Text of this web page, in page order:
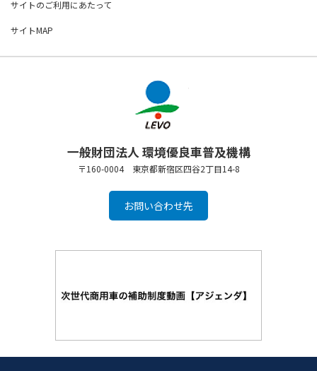
サイトのご利用にあたって
サイトMAP
一般財団法人 環境優良車普及機構
〒160-0004 東京都新宿区四谷2丁目14-8
お問い合わせ先